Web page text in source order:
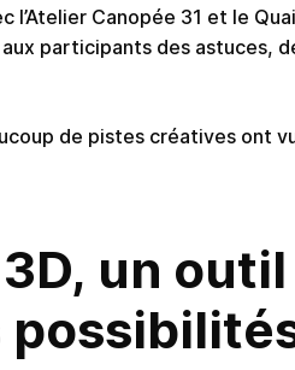
l’Atelier Canopée 31 et le
participants des astuces,
de pistes créatives ont
un